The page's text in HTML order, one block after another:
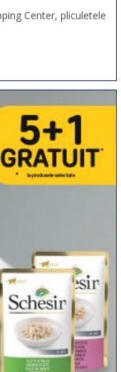
Center, pliculetele